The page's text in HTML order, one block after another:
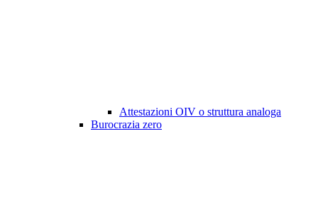
Attestazioni OIV o struttura analoga
Burocrazia zero